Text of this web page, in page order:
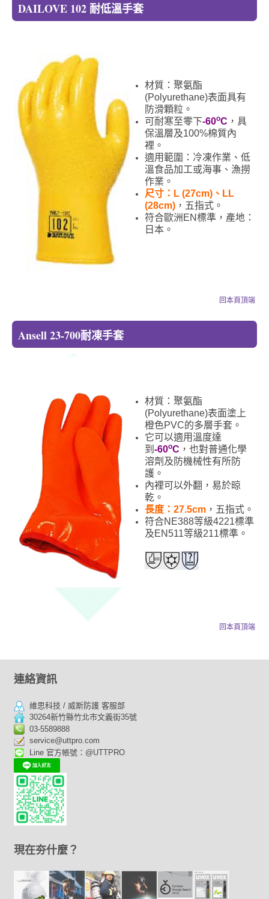
DAILOVE 102 耐低溫手套
材質：聚氨酯
(Polyurethane)表面具有
防滑顆粒。
可耐寒至零下-60oC ，具
保溫層及100%棉質內
裡。
適用範圍：冷凍作業、低
溫食品加工或海事、漁撈
作業。
尺寸：L (27cm)、LL
(28cm) ，五指式。
符合歐洲EN標準，產地：
日本。
回本頁頂端
Ansell 23-700耐凍手套
材質：聚氨酯
(Polyurethane)表面塗上
橙色PVC的多層手套。
它可以適用溫度達
到 -60oC ，也對普通化學
溶劑及防機械性有所防
護。
內裡可以外翻，易於晾
乾。
長度：27.5cm ，五指式。
符合NE388等級4221標準
及EN511等級211標準。
回本頁頂端
連絡資訊
維思科技 / 威斯防護 客服部
30264新竹縣竹北市文義街35號
03-5589888
service@uttpro.com
Line 官方帳號：@UTTPRO
現在夯什麼？